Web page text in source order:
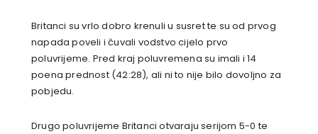
Britanci su vrlo dobro krenuli u susret te su od prvog
napada poveli i čuvali vodstvo cijelo prvo
poluvrijeme. Pred kraj poluvremena su imali i 14
poena prednost (42:28), ali ni to nije bilo dovoljno za
pobjedu.
Drugo poluvrijeme Britanci otvaraju serijom 5-0 te